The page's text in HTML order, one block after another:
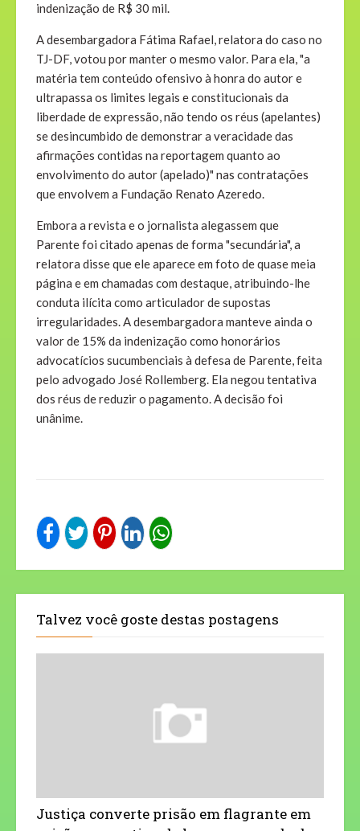
indenização de R$ 30 mil.
A desembargadora Fátima Rafael, relatora do caso no
TJ-DF, votou por manter o mesmo valor. Para ela, "a
matéria tem conteúdo ofensivo à honra do autor e
ultrapassa os limites legais e constitucionais da
liberdade de expressão, não tendo os réus (apelantes)
se desincumbido de demonstrar a veracidade das
afirmações contidas na reportagem quanto ao
envolvimento do autor (apelado)" nas contratações
que envolvem a Fundação Renato Azeredo.
Embora a revista e o jornalista alegassem que
Parente foi citado apenas de forma "secundária", a
relatora disse que ele aparece em foto de quase meia
página e em chamadas com destaque, atribuindo-lhe
conduta ilícita como articulador de supostas
irregularidades. A desembargadora manteve ainda o
valor de 15% da indenização como honorários
advocatícios sucumbenciais à defesa de Parente, feita
pelo advogado José Rollemberg. Ela negou tentativa
dos réus de reduzir o pagamento. A decisão foi
unânime.
Talvez você goste destas postagens
Justiça converte prisão em flagrante em